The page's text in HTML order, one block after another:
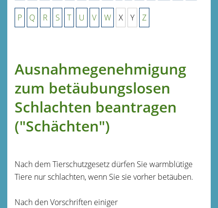
P Q R S T U V W X Y Z
Ausnahmegenehmigung
zum betäubungslosen
Schlachten beantragen
("Schächten")
Nach dem Tierschutzgesetz dürfen Sie warmblütige
Tiere nur schlachten, wenn Sie sie vorher betäuben.
Nach den Vorschriften einiger